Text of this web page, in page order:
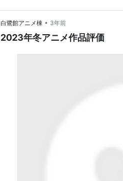
白鷺館アニメ棟 • 3年前
2023年冬アニメ作品評価